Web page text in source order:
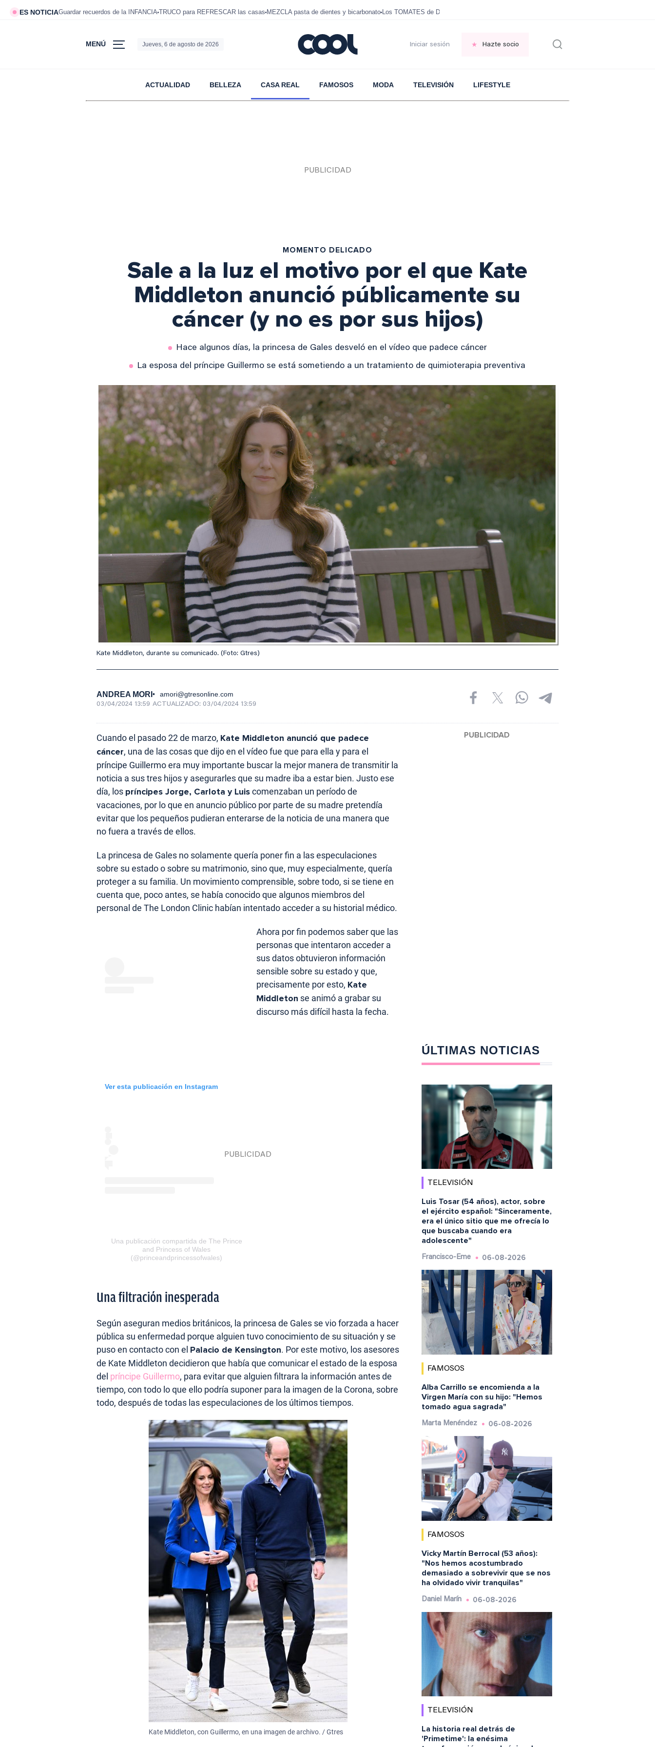
ES NOTICIAGuardar recuerdos de la INFANCIA TRUCO para REFRESCAR las casas MEZCLA pasta de dientes y bicarbonato Los TOMATES de Dani García
MENÚ Jueves, 6 de agosto de 2026 Iniciar sesión Hazte socio
ACTUALIDAD BELLEZA CASA REAL FAMOSOS MODA TELEVISIÓN LIFESTYLE
MOMENTO DELICADO
Sale a la luz el motivo por el que Kate
Middleton anunció públicamente su
cáncer (y no es por sus hijos)
Hace algunos días, la princesa de Gales desveló en el vídeo que padece cáncer
La esposa del príncipe Guillermo se está sometiendo a un tratamiento de quimioterapia preventiva
Kate Middleton, durante su comunicado. (Foto: Gtres)
ANDREA MORI amori@gtresonline.com
03/04/2024 13:59 ACTUALIZADO: 03/04/2024 13:59
Cuando el pasado 22 de marzo, Kate Middleton anunció que padece
cáncer, una de las cosas que dijo en el vídeo fue que para ella y para el
príncipe Guillermo era muy importante buscar la mejor manera de transmitir la
noticia a sus tres hijos y asegurarles que su madre iba a estar bien. Justo ese
día, los príncipes Jorge, Carlota y Luiscomenzaban un período de
vacaciones, por lo que en anuncio público por parte de su madre pretendía
evitar que los pequeños pudieran enterarse de la noticia de una manera que
no fuera a través de ellos.
La princesa de Gales no solamente quería poner fin a las especulaciones
sobre su estado o sobre su matrimonio, sino que, muy especialmente, quería
proteger a su familia. Un movimiento comprensible, sobre todo, si se tiene en
cuenta que, poco antes, se había conocido que algunos miembros del
personal de The London Clinic habían intentado acceder a su historial médico.
Ver esta publicación en Instagram
Una publicación compartida de The Prince
and Princess of Wales
(@princeandprincessofwales)
Ahora por fin podemos saber que las
personas que intentaron acceder a
sus datos obtuvieron información
sensible sobre su estado y que,
precisamente por esto, Kate
Middleton se animó a grabar su
discurso más difícil hasta la fecha.
Una filtración inesperada
Según aseguran medios británicos, la princesa de Gales se vio forzada a hacer
pública su enfermedad porque alguien tuvo conocimiento de su situación y se
puso en contacto con el Palacio de Kensington. Por este motivo, los asesores
de Kate Middleton decidieron que había que comunicar el estado de la esposa
del príncipe Guillermo, para evitar que alguien filtrara la información antes de
tiempo, con todo lo que ello podría suponer para la imagen de la Corona, sobre
todo, después de todas las especulaciones de los últimos tiempos.
Kate Middleton, con Guillermo, en una imagen de archivo. / Gtres
ÚLTIMAS NOTICIAS
TELEVISIÓN
Luis Tosar (54 años), actor, sobre
el ejército español: "Sinceramente,
era el único sitio que me ofrecía lo
que buscaba cuando era
adolescente"
Francisco-Eme 06-08-2026
FAMOSOS
Alba Carrillo se encomienda a la
Virgen María con su hijo: "Hemos
tomado agua sagrada"
Marta Menéndez 06-08-2026
FAMOSOS
Vicky Martín Berrocal (53 años):
"Nos hemos acostumbrado
demasiado a sobrevivir que se nos
ha olvidado vivir tranquilas"
Daniel Marín 06-08-2026
TELEVISIÓN
La historia real detrás de
'Primetime': la enésima